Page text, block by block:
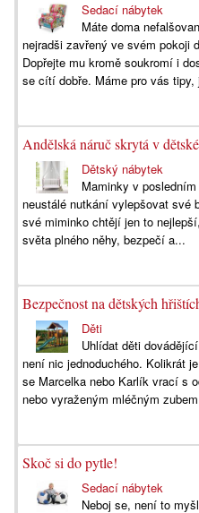
Sedací nábytek
Máte doma
nejradši zavřený ve svém pokoji
Dopřejte mu kromě soukromí i
se cítí dobře. Máme pro vás tipy,
Andělská náruč skrytá v
Dětský nábytek
Maminky v
neustálé nutkání vylepšovat své
své miminko chtějí jen to
světa plného něhy, bezpečí a...
Bezpečnost na dětských
Děti
Uhlídat děti
není nic jednoduchého. Kolikrát
se Marcelka nebo Karlík vrací s
nebo vyraženým mléčným
Skoč si do pytle!
Sedací nábytek
Neboj se, není to